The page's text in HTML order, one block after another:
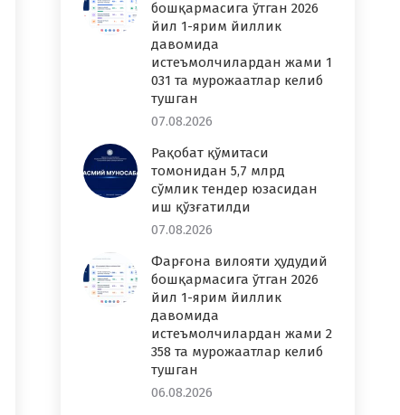
бошқармасига ўтган 2026
йил 1-ярим йиллик
давомида
истеъмолчилардан жами 1
031 та мурожаатлар келиб
тушган
07.08.2026
Рақобат қўмитаси
томонидан 5,7 млрд
сўмлик тендер юзасидан
иш қўзғатилди
07.08.2026
Фарғона вилояти ҳудудий
бошқармасига ўтган 2026
йил 1-ярим йиллик
давомида
истеъмолчилардан жами 2
358 та мурожаатлар келиб
тушган
06.08.2026